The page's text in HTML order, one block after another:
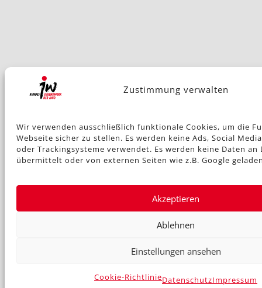
Zustimmung verwalten
Wir verwenden ausschließlich funktionale Cookies, um die
Webseite sicher zu stellen. Es werden keine Ads, Social
oder Trackingsysteme verwendet. Es werden keine Daten
übermittelt oder von externen Seiten wie z.B. Google
Akzeptieren
Ablehnen
Einstellungen ansehen
Cookie-RichtlinieDatenschutzImpressum